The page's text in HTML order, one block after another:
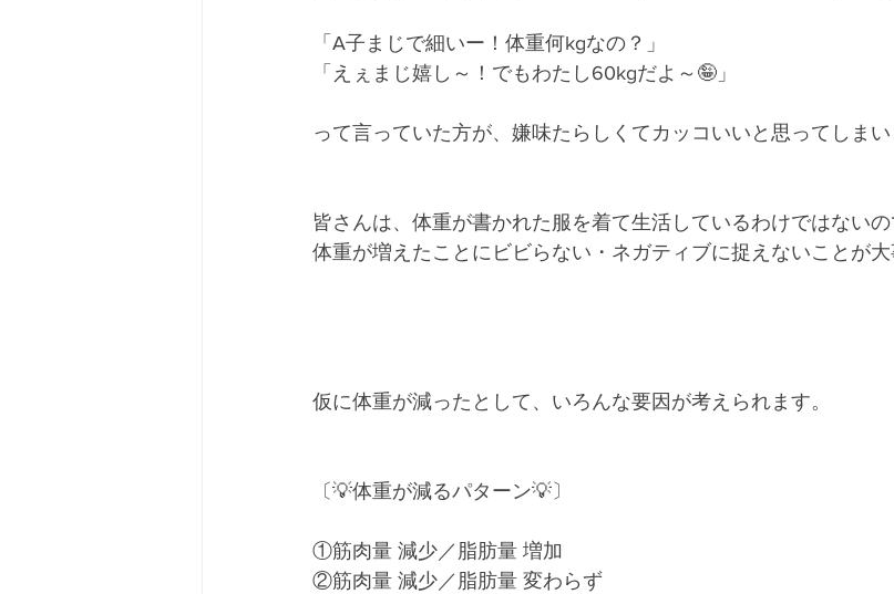
「A子まじで細いー！体重何kgなの？」
「えぇまじ嬉し～！でもわたし60kgだよ～🤪」
って言っていた方が、嫌味たらしくてカッコいいと思ってしまい
皆さんは、体重が書かれた服を着て生活しているわけではないの
体重が増えたことにビビらない・ネガティブに捉えないことが大
仮に体重が減ったとして、いろんな要因が考えられます。
〔💡体重が減るパターン💡〕
①筋肉量 減少／脂肪量 増加
②筋肉量 減少／脂肪量 変わらず